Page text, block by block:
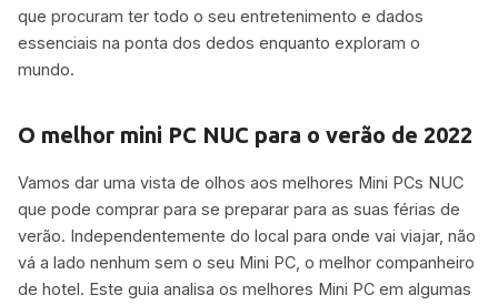
que procuram ter todo o seu entretenimento e dados
essenciais na ponta dos dedos enquanto exploram o
mundo.
O melhor mini PC NUC para o verão de 2022
Vamos dar uma vista de olhos aos melhores Mini PCs NUC
que pode comprar para se preparar para as suas férias de
verão. Independentemente do local para onde vai viajar, não
vá a lado nenhum sem o seu Mini PC, o melhor companheiro
de hotel. Este guia analisa os melhores Mini PC em algumas